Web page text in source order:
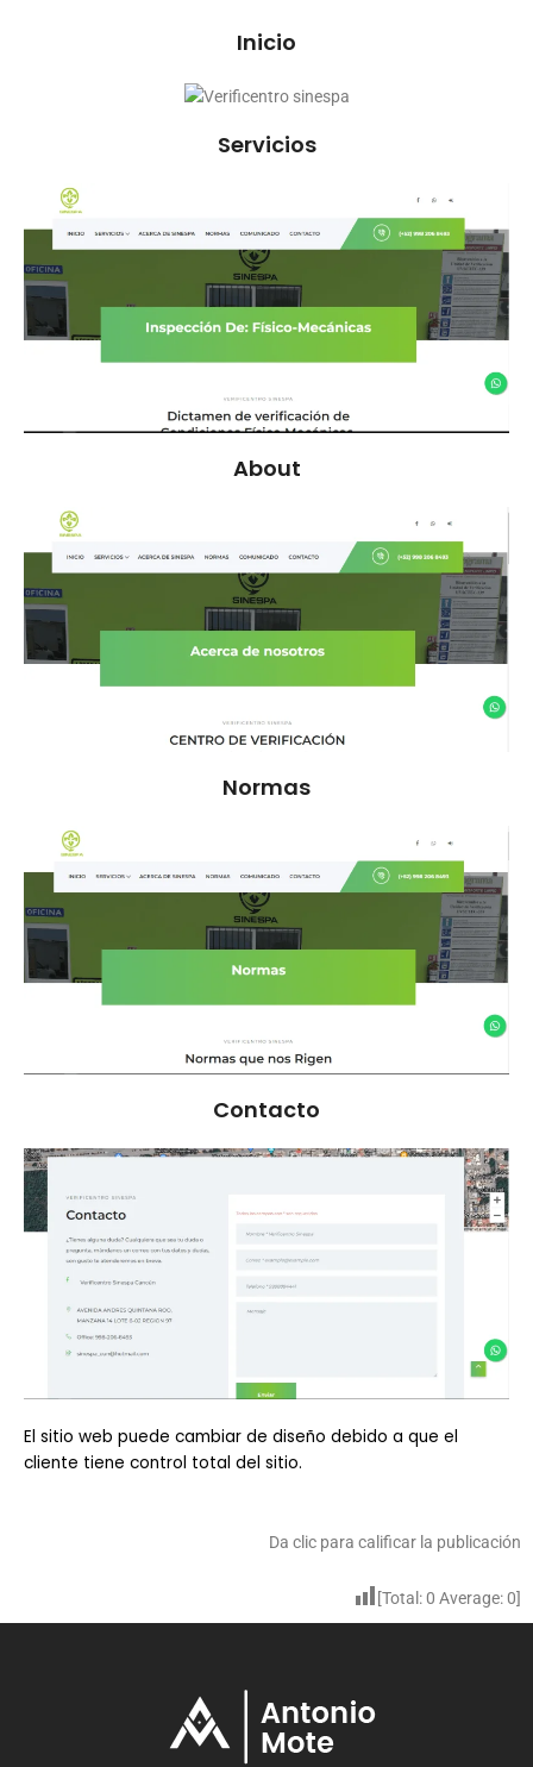
Inicio
Servicios
About
Normas
Contacto
El sitio web puede cambiar de diseño debido a que el
cliente tiene control total del sitio.
Da clic para calificar la publicación
[Total:0 Average:0]